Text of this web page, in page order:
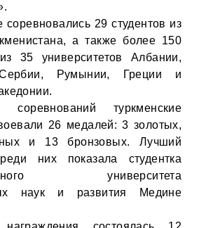
29 студентов из
а также более 150
35 университетов Албании,
Румынии, Греции и
туркменские
26 медалей: 3 золотых,
и 13 бронзовых. Лучший
них показала студентка
университета
наук и развития Медине